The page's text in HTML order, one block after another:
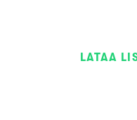
LATAA